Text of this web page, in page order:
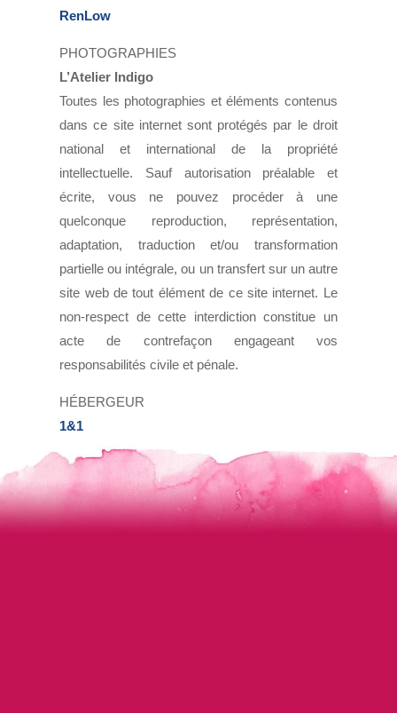
RenLow
PHOTOGRAPHIES
L’Atelier Indigo
Toutes les photographies et éléments contenus
dans ce site internet sont protégés par le droit
national et international de la propriété
intellectuelle. Sauf autorisation préalable et
écrite, vous ne pouvez procéder à une
quelconque reproduction, représentation,
adaptation, traduction et/ou transformation
partielle ou intégrale, ou un transfert sur un autre
site web de tout élément de ce site internet. Le
non-respect de cette interdiction constitue un
acte de contrefaçon engageant vos
responsabilités civile et pénale.
HÉBERGEUR
1&1